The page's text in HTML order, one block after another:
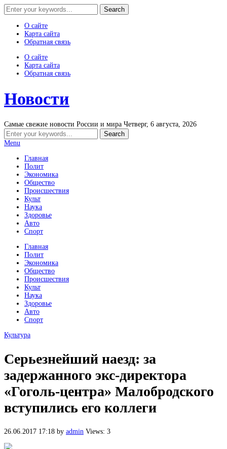
О сайте
Карта сайта
Обратная связь
О сайте
Карта сайта
Обратная связь
Новости
Самые свежие новости России и мира Четверг, 6 августа, 2026
Menu
Главная
Полит
Экономика
Общество
Происшествия
Культ
Наука
Здоровье
Авто
Спорт
Главная
Полит
Экономика
Общество
Происшествия
Культ
Наука
Здоровье
Авто
Спорт
Культура
Серьезнейший наезд: за
задержанного экс-директора
«Гоголь-центра» Малобродского
вступились его коллеги
26.06.2017 17:18 by admin Views: 3